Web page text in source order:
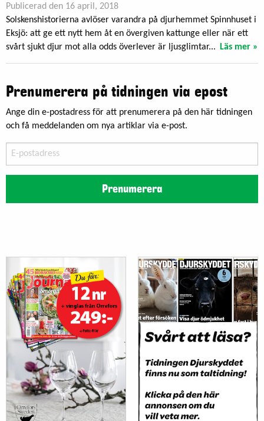
Publicerad den 16 april, 2018
Solskenshistorierna avlöser varandra på djurhemmet Spinnhuset i
Eksjö: att ge ett nytt hem åt en övergiven kattunge eller när ett
svårt sjukt djur mot alla odds överlever är ljusglimtar...
Läs mer »
Prenumerera på tidningen via epost
Ange din e-postadress för att prenumerera på den här tidningen
och få meddelanden om nya artiklar via e-post.
postadress
Prenumerera